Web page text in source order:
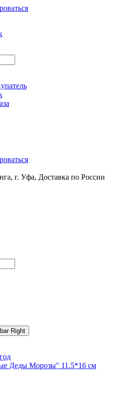
г. Уфа, Доставка по России
Right
Деды Морозы" 11.5*16 см